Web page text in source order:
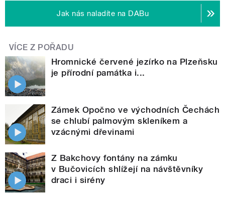
Jak nás naladíte na DABu
VÍCE Z POŘADU
Hromnické červené jezírko na Plzeňsku
je přírodní památka i...
Zámek Opočno ve východních Čechách
se chlubí palmovým skleníkem a
vzácnými dřevinami
Z Bakchovy fontány na zámku
v Bučovicích shlížejí na návštěvníky
draci i sirény